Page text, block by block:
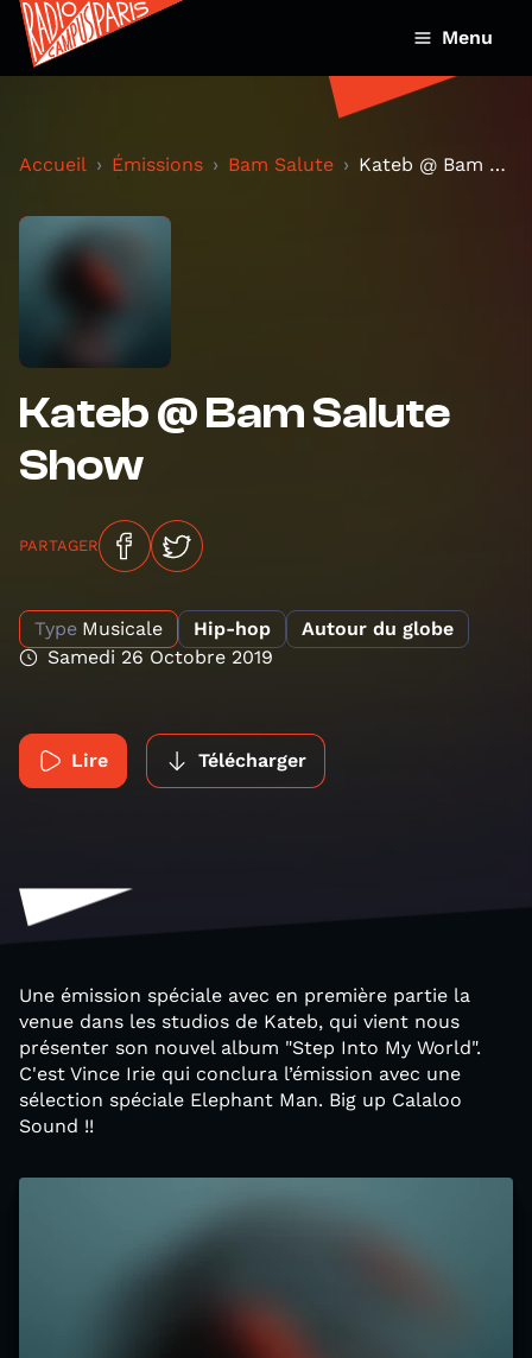
Menu
Accueil Émissions Bam Salute Kateb @ Bam Salute Show
Kateb @ Bam Salute
Show
PARTAGER
Type Musicale Hip-hop
Autour du globe
Samedi 26 Octobre 2019
Lire Télécharger
Une émission spéciale avec en première partie la
venue dans les studios de Kateb, qui vient nous
présenter son nouvel album "Step Into My World".
C'est Vince Irie qui conclura l’émission avec une
sélection spéciale Elephant Man. Big up Calaloo
Sound !!